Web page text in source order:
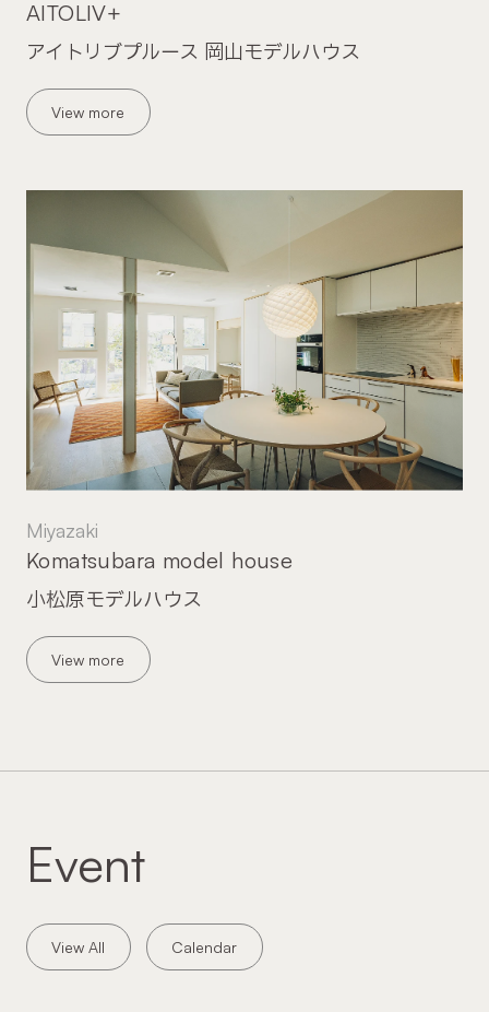
アイトリブプルース 岡山モデルハウス
AITOLIV+
View more
Miyazaki
小松原モデルハウス
Komatsubara model house
View more
Event
View All Calendar